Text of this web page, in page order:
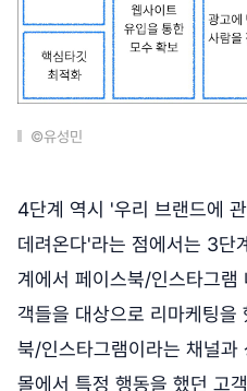
©유성민
4단계 역시 '우리 브랜드에
데려온다'라는 점에서는 3단
계에서 페이스북/인스타그
객들을 대상으로 리마케팅
북/인스타그램이라는 채널과
몰에서 특정 행동을 했던 고